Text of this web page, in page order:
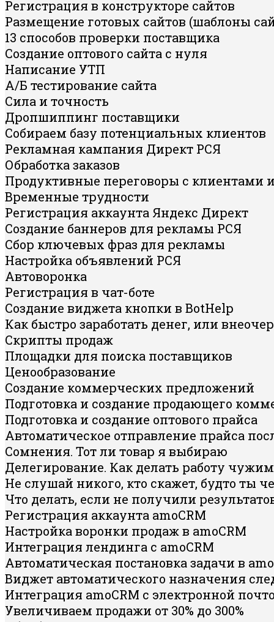
Регистрация в конструкторе сайтов
Размещение готовых сайтов (шаблоны
13 способов проверки поставщика
Создание оптового сайта с нуля
Написание УТП
А/Б тестирование сайта
Сила и точность
Дропшиппинг поставщики
Собираем базу потенциальных клиентов
Рекламная кампания Директ РСЯ
Обработка заказов
Продуктивные переговоры с клиентами
Временные трудности
Регистрация аккаунта Яндекс Директ
Создание баннеров для рекламы РСЯ
Сбор ключевых фраз для рекламы
Настройка объявлений РСЯ
Автоворонка
Регистрация в чат-боте
Создание виджета кнопки в BotHelp
Как быстро заработать денег, или
Скрипты продаж
Площадки для поиска поставщиков
Ценообразование
Создание коммерческих предложений
Подготовка и создание продающего
Подготовка и создание оптового прайса
Автоматическое отправление прайса
Сомнения. Тот ли товар я выбираю
Делегирование. Как делать работу
Не слушай никого, кто скажет, будто ты
Что делать, если не получили
Регистрация аккаунта amoCRM
Настройка воронки продаж в amoCRM
Интеграция лендинга с amoCRM
Автоматическая постановка задачи в
Виджет автоматического назначения
Интеграция amoCRM с электронной
Увеличиваем продажи от 30% до 300%